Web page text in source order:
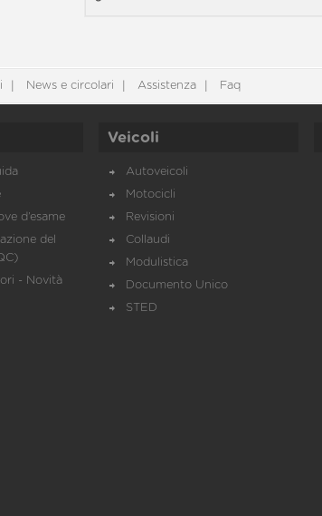
News e circolari Assistenza Faq
d’esame
del
- Novità
Veicoli
Autoveicoli
Motocicli
Revisioni
Collaudi
Modulistica
Documento Unico
STED